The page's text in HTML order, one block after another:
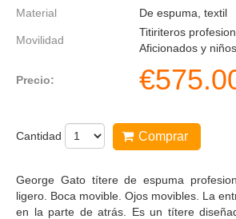
Material
De espuma, textil
Movilidad
Titiriteros
Aficionados y
Precio: €
Cantidad Comprar
George Gato títere de espuma
ligero. Boca movible. Ojos movibles. La
en la parte de atrás. Es un títere